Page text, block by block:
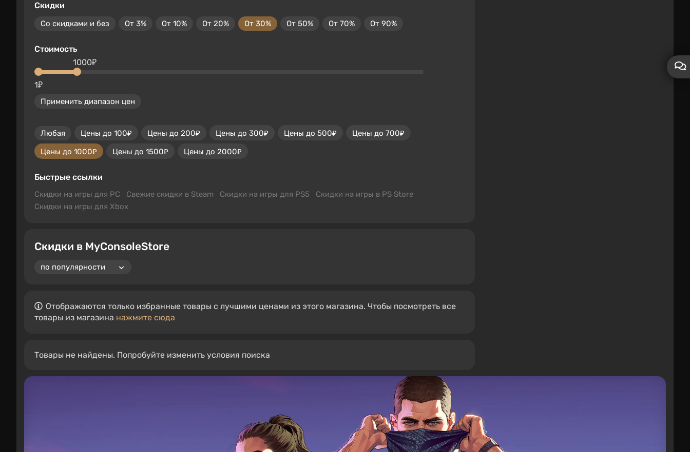
Скидки
Со скидками и без От 3% От 10% От 20% От 30% От 50% От 70% От 90%
Стоимость
1₽
1000₽
Применить диапазон цен
Любая Цены до 100₽ Цены до 200₽ Цены до 300₽ Цены до 500₽
Цены до 700₽
Цены до 1000₽
Цены до 1500₽ Цены до 2000₽
Быстрые ссылки
Скидки на игры для PC Свежие скидки в Steam Скидки на игры для PS5
Скидки на игры в PS Store
Скидки на игры для Xbox
Скидки в MyConsoleStore
Отображаются только избранные товары с лучшими ценами из этого магазина. Чтобы посмотреть все
товары из магазина нажмите сюда
Товары не найдены. Попробуйте изменить условия поиска